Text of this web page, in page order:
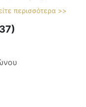
περισσότερα >>